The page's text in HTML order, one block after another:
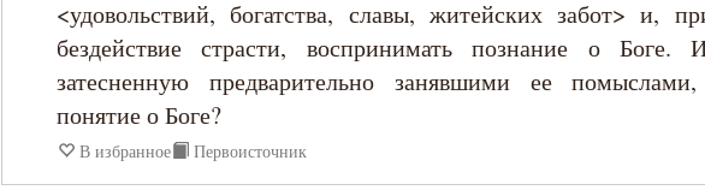
Иоанн (Максимович)
Иоанн Дамаскин
Иоанн Златоуст
<удовольствий, богатства, славы, житейских забот> и,
бездействие страсти, воспринимать познание о
затесненную предварительно занявшими ее
понятие о Боге?
В избранное Первоисточник